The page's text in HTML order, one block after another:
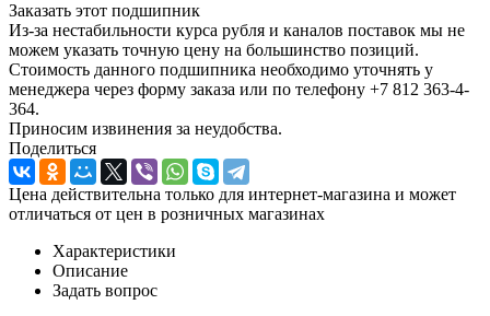
Заказать этот подшипник
Из-за нестабильности курса рубля и каналов поставок мы не
можем указать точную цену на большинство позиций.
Стоимость данного подшипника необходимо уточнять у
менеджера через форму заказа или по телефону +7 812 363-4-
364.
Приносим извинения за неудобства.
Поделиться
Цена действительна только для интернет-магазина и может
отличаться от цен в розничных магазинах
Характеристики
Описание
Задать вопрос